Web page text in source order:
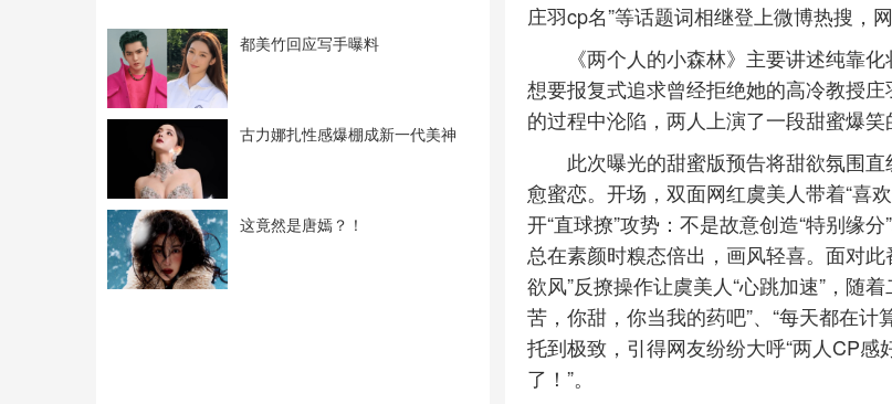
都美竹回应写手曝料
古力娜扎性感爆棚成新一代美神
这竟然是唐嫣？！
庄羽cp名”等话题词相继登上微博热搜，
《两个人的小森林》主要讲述纯靠
想要报复式追求曾经拒绝她的高冷教授
的过程中沦陷，两人上演了一段甜蜜爆笑
此次曝光的甜蜜版预告将甜欲氛围
愈蜜恋。开场，双面网红虞美人带着“喜
开“直球撩”攻势：不是故意创造“特别缘
总在素颜时糗态倍出，画风轻喜。面对此
欲风”反撩操作让虞美人“心跳加速”，随
苦，你甜，你当我的药吧”、“每天都在
托到极致，引得网友纷纷大呼“两人CP感
了！”。